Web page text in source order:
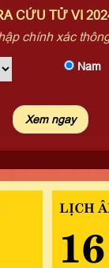
CỨU TỬ VI
chính xác
Nam
LỊCH
16